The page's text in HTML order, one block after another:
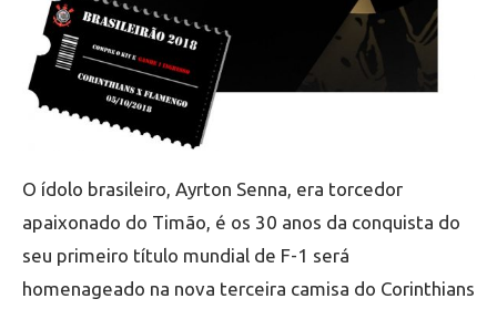
O ídolo brasileiro, Ayrton Senna, era torcedor
apaixonado do Timão, é os 30 anos da conquista do
seu primeiro título mundial de F-1 será
homenageado na nova terceira camisa do Corinthians